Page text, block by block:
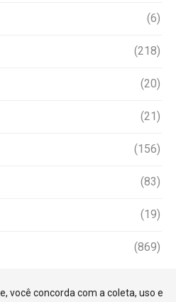
(6)
(218)
(20)
(21)
(156)
(83)
(19)
(869)
você concorda com a coleta, uso e